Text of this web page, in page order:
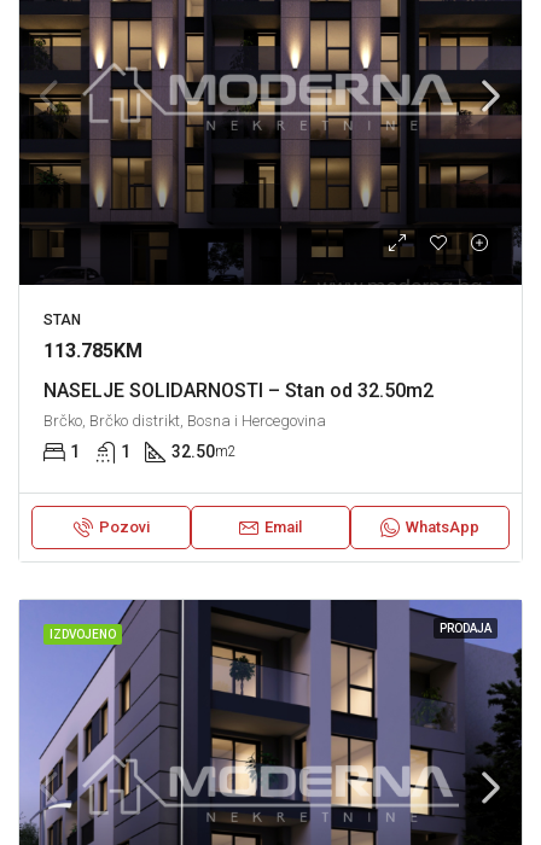
STAN
113.785KM
NASELJE SOLIDARNOSTI – Stan od 32.50m2
Brčko, Brčko distrikt, Bosna i Hercegovina
1 1 32.50m2
Pozovi Email WhatsApp
IZDVOJENO PRODAJA